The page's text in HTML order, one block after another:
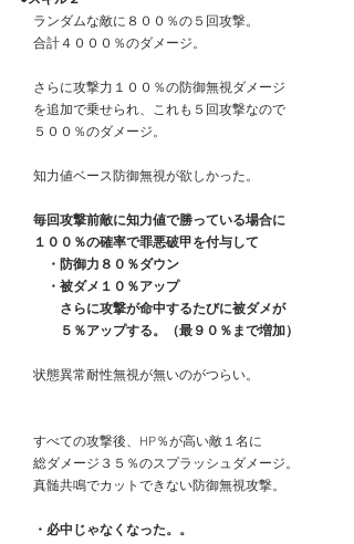
ランダムな敵に８００％の５回攻撃。
合計４０００％のダメージ。
さらに攻撃力１００％の防御無視ダメージ
を追加で乗せられ、これも５回攻撃なので
５００％のダメージ。
知力値ベース防御無視が欲しかった。
毎回攻撃前敵に知力値で勝っている場合に
１００％の確率で罪悪破甲を付与して
・防御力８０％ダウン
・被ダメ１０％アップ
さらに攻撃が命中するたびに被ダメが
５％アップする。（最９０％まで増加）
状態異常耐性無視が無いのがつらい。
すべての攻撃後、HP％が高い敵１名に
総ダメージ３５％のスプラッシュダメージ。
真髄共鳴でカットできない防御無視攻撃。
・必中じゃなくなった。。